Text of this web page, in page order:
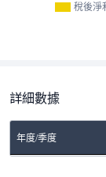
稅後淨
詳細數據
年度/季度